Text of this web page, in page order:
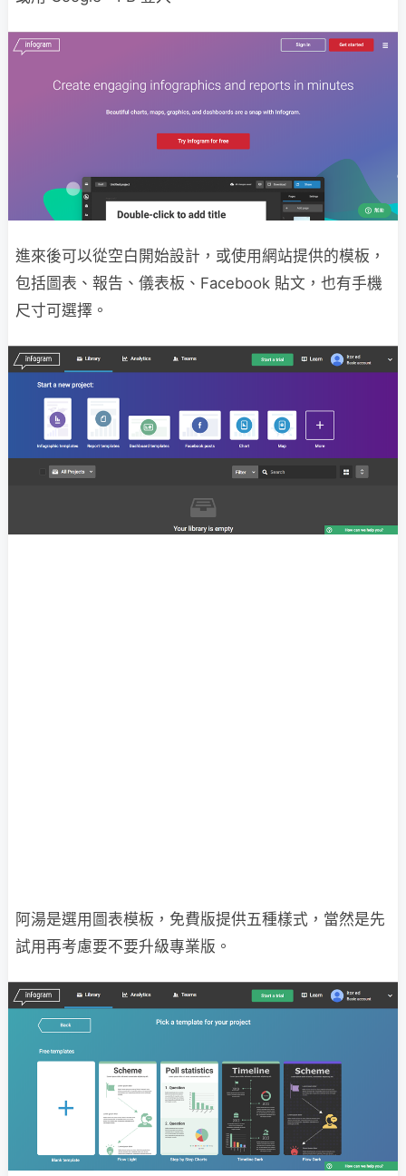
進來後可以從空白開始設計，或使用網站提供的模板，
包括圖表、報告、儀表板、Facebook 貼文，也有手機
尺寸可選擇。
阿湯是選用圖表模板，免費版提供五種樣式，當然是先
試用再考慮要不要升級專業版。